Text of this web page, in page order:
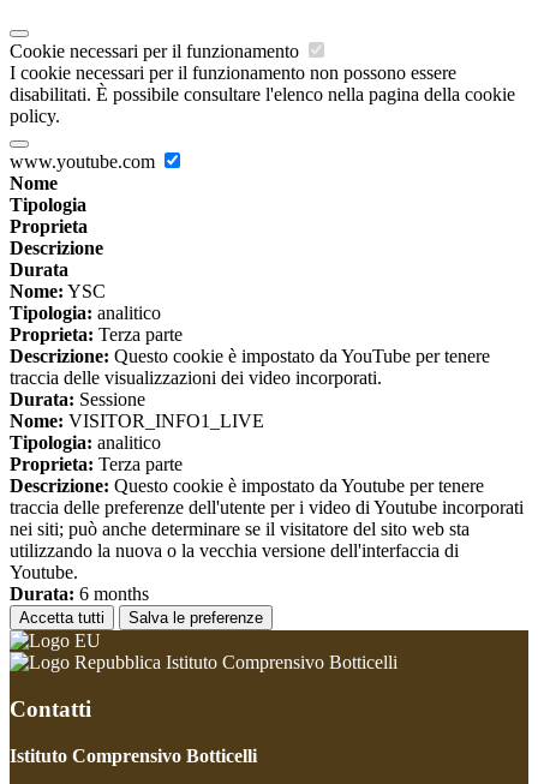
Cookie necessari per il funzionamento
I cookie necessari per il funzionamento non possono essere
disabilitati. È possibile consultare l'elenco nella pagina della cookie
policy.
www.youtube.com
Nome
Tipologia
Proprieta
Descrizione
Durata
Nome: YSC
Tipologia: analitico
Proprieta: Terza parte
Descrizione: Questo cookie è impostato da YouTube per tenere
traccia delle visualizzazioni dei video incorporati.
Durata: Sessione
Nome: VISITOR_INFO1_LIVE
Tipologia: analitico
Proprieta: Terza parte
Descrizione: Questo cookie è impostato da Youtube per tenere
traccia delle preferenze dell'utente per i video di Youtube incorporati
nei siti; può anche determinare se il visitatore del sito web sta
utilizzando la nuova o la vecchia versione dell'interfaccia di
Youtube.
Durata: 6 months
Accetta tutti Salva le preferenze
Istituto Comprensivo Botticelli
Contatti
Istituto Comprensivo Botticelli